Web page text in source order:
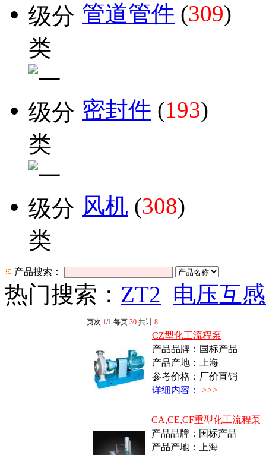
管道管件 (309)
密封件 (193)
风机 (308)
产品搜索：
热门搜索： ZT2 电压互
页次:1/1 每页:30 共计:8
CZ型化工流程泵
产品品牌：国标产品
产品产地：上海
参考价格：厂价直销
详细内容： >>>
CA,CE,CF重型化工流程泵
产品品牌：国标产品
产品产地：上海